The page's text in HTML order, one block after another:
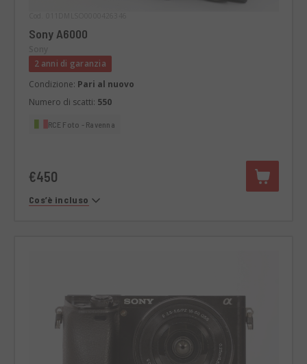
Sony A6000
2 anni di garanzia
Condizione: Pari al nuovo
Numero di scatti: 550
RCE Foto - Ravenna
€450
Cos’è incluso